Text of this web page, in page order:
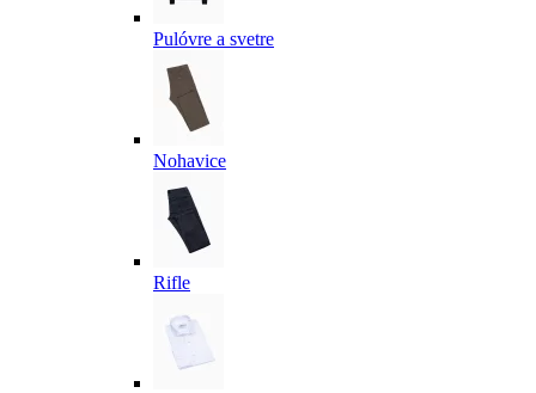
Pulóvre a svetre
Nohavice
Rifle